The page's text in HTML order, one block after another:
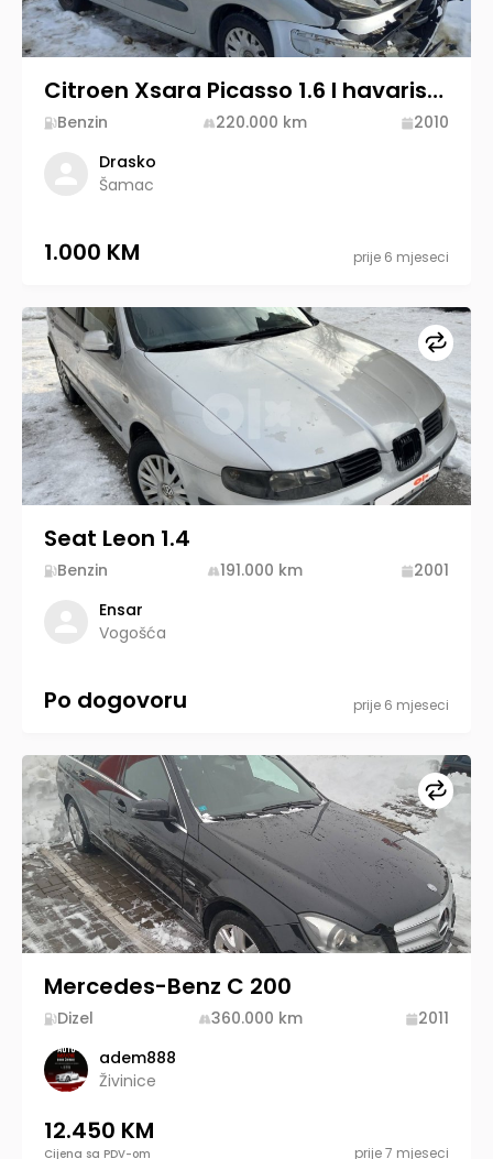
Citroen Xsara Picasso 1.6 I havarisan, kompletan
Benzin 220.000 km
2010
Drasko
Šamac
1.000 KM prije 6 mjeseci
Seat Leon 1.4
Benzin 191.000 km
2001
Ensar
Vogošća
Po dogovoru prije 6 mjeseci
Mercedes-Benz C 200
Dizel 360.000 km
2011
adem888
Živinice
12.450 KM
Cijena sa PDV-om prije 7 mjeseci